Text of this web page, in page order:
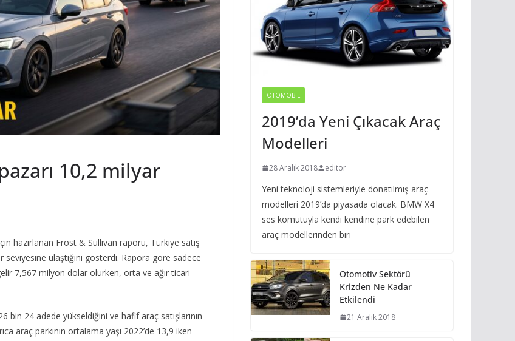
10,2 milyar
hazırlanan Frost & Sullivan raporu, Türkiye satış
ulaştığını gösterdi. Rapora göre sadece
7,567 milyon dolar olurken, orta ve ağır ticari
bin 24 adede yükseldiğini ve hafif araç satışlarının
araç parkının ortalama yaşı 2022’de 13,9 iken
OTOMOBIL
2019’da Yeni Çıkacak Araç
Modelleri
28 Aralık 2018 editor
Yeni teknoloji sistemleriyle donatılmış araç
modelleri 2019’da piyasada olacak. BMW X4
ses komutuyla kendi kendine park edebilen
araç modellerinden biri
Otomotiv Sektörü
Krizden Ne Kadar
Etkilendi
21 Aralık 2018